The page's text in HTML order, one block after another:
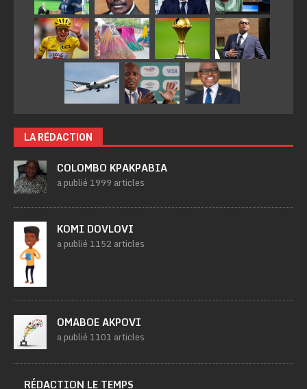
LA RÉDACTION
COLOMBO KPAKPABIA
a publié 1999 articles
KOMI DOVLOVI
a publié 1152 articles
OMABOE AKPOVI
a publié 1101 articles
RÉDACTION LE TEMPS